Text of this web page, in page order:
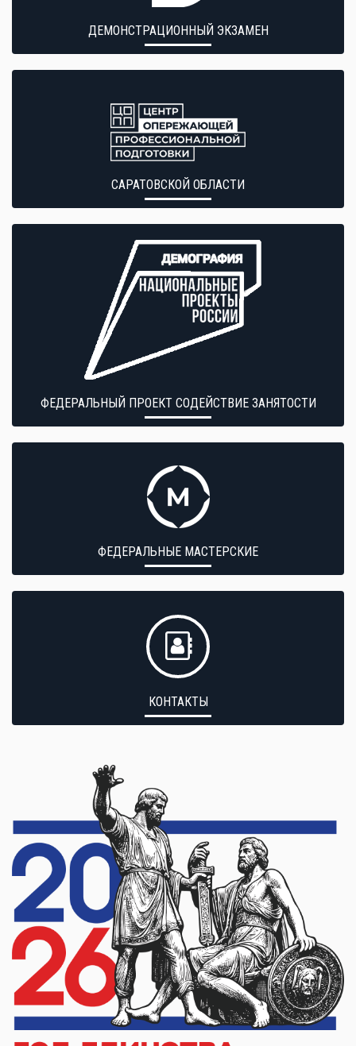
ДЕМОНСТРАЦИОННЫЙ ЭКЗАМЕН
САРАТОВСКОЙ ОБЛАСТИ
ФЕДЕРАЛЬНЫЙ ПРОЕКТ СОДЕЙСТВИЕ ЗАНЯТОСТИ
ФЕДЕРАЛЬНЫЕ МАСТЕРСКИЕ
КОНТАКТЫ